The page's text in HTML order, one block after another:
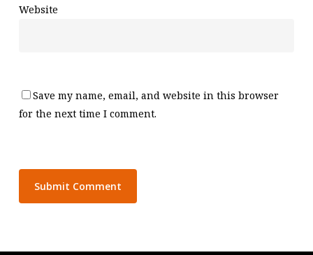
Website
Save my name, email, and website in this browser
for the next time I comment.